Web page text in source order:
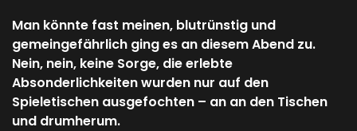
Man könnte fast meinen, blutrünstig und
gemeingefährlich ging es an diesem Abend zu.
Nein, nein, keine Sorge, die erlebte
Absonderlichkeiten wurden nur auf den
Spieletischen ausgefochten – an an den Tischen
und drumherum.